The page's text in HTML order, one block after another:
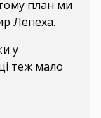
план ми
Лепеха.
у
теж мало